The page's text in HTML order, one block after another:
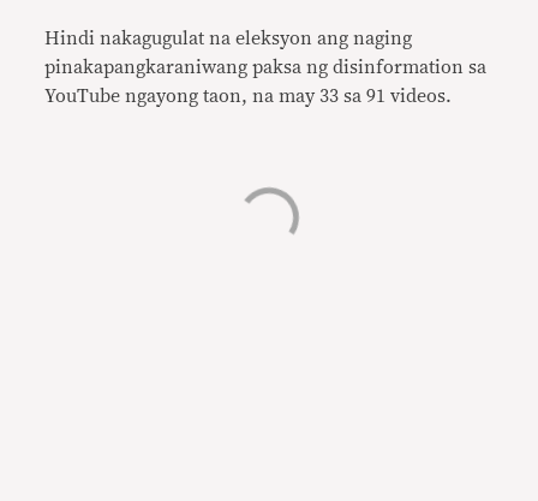
Hindi nakagugulat na eleksyon ang naging
pinakapangkaraniwang paksa ng disinformation sa
YouTube ngayong taon, na may 33 sa 91 videos.